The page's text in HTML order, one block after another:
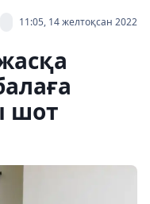
11:05, 14 желтоқсан 2022
шот